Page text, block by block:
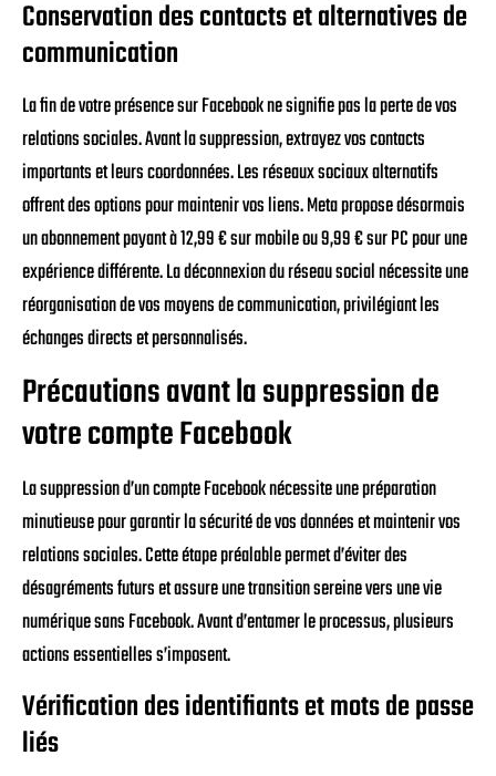
Conservation des contacts et alternatives de
communication
La fin de votre présence sur Facebook ne signifie pas la perte de vos
relations sociales. Avant la suppression, extrayez vos contacts
importants et leurs coordonnées. Les réseaux sociaux alternatifs
offrent des options pour maintenir vos liens. Meta propose désormais
un abonnement payant à 12,99 € sur mobile ou 9,99 € sur PC pour une
expérience différente. La déconnexion du réseau social nécessite une
réorganisation de vos moyens de communication, privilégiant les
échanges directs et personnalisés.
Précautions avant la suppression de
votre compte Facebook
La suppression d’un compte Facebook nécessite une préparation
minutieuse pour garantir la sécurité de vos données et maintenir vos
relations sociales. Cette étape préalable permet d’éviter des
désagréments futurs et assure une transition sereine vers une vie
numérique sans Facebook. Avant d’entamer le processus, plusieurs
actions essentielles s’imposent.
Vérification des identifiants et mots de passe
liés